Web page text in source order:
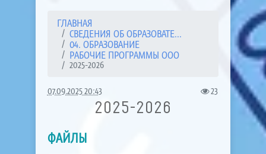
ГЛАВНАЯ
СВЕДЕНИЯ ОБ ОБРАЗОВАТЕ...
04. ОБРАЗОВАНИЕ
РАБОЧИЕ ПРОГРАММЫ ООО
2025-2026
07.09.2025 20:43 23
2025-2026
ФАЙЛЫ